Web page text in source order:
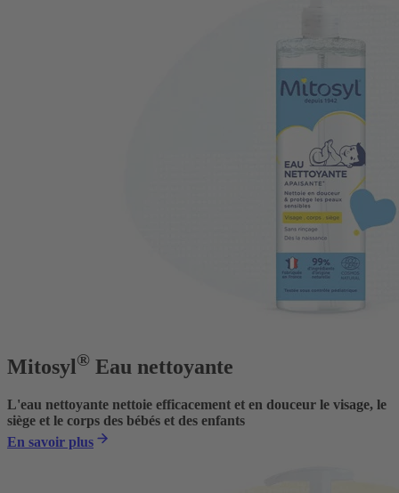
Mitosyl® Eau nettoyante
L'eau nettoyante nettoie efficacement et en douceur le visage, le
siège et le corps des bébés et des enfants
En savoir plus